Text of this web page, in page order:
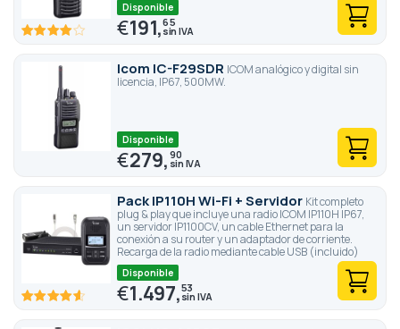
80 100
Disponible
€191,65
Icom IC-F29SDR ICOM analógico y digital sin
licencia, IP67, 500MW.
Disponible
€279,90
Pack IP110H Wi-Fi + Servidor Kit completo
plug & play que incluye una radio ICOM IP110H IP67,
un servidor IP1100CV, un cable Ethernet para la
conexión a su router y un adaptador de corriente.
Recarga de la radio mediante cable USB (incluido)
92 100
Disponible
€1.497,53